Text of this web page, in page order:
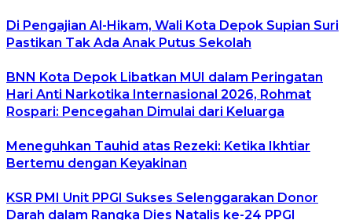
Di Pengajian Al-Hikam, Wali Kota Depok Supian Suri
Pastikan Tak Ada Anak Putus Sekolah
BNN Kota Depok Libatkan MUI dalam Peringatan
Hari Anti Narkotika Internasional 2026, Rohmat
Rospari: Pencegahan Dimulai dari Keluarga
Meneguhkan Tauhid atas Rezeki: Ketika Ikhtiar
Bertemu dengan Keyakinan
KSR PMI Unit PPGI Sukses Selenggarakan Donor
Darah dalam Rangka Dies Natalis ke-24 PPGI